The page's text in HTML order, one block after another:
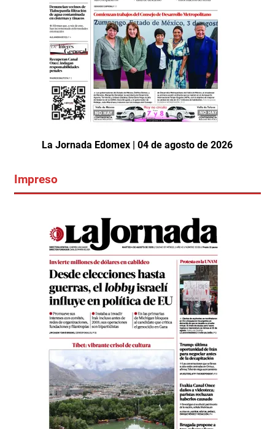
La Jornada Edomex | 04 de agosto de 2026
Impreso